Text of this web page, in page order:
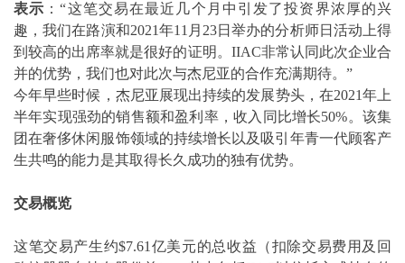
表示 ：“这笔交易在最近几个月中引发了投资界浓厚的兴
趣，我们在路演和2021年11月23日举办的分析师日活动上得
到较高的出席率就是很好的证明。IIAC非常认同此次企业合
并的优势，我们也对此次与杰尼亚的合作充满期待。”
今年早些时候，杰尼亚展现出持续的发展势头，在2021年上
半年实现强劲的销售额和盈利率，收入同比增长50%。该集
团在奢侈休闲服饰领域的持续增长以及吸引年青一代顾客产
生共鸣的能力是其取得长久成功的独有优势。
交易概览
这笔交易产生约$7.61亿美元的总收益（扣除交易费用及回